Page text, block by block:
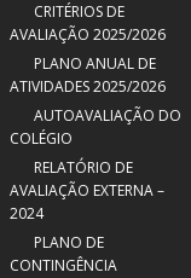
CRITÉRIOS DE
AVALIAÇÃO 2025/2026
PLANO ANUAL DE
ATIVIDADES 2025/2026
AUTOAVALIAÇÃO DO
COLÉGIO
RELATÓRIO DE
AVALIAÇÃO EXTERNA –
2024
PLANO DE
CONTINGÊNCIA